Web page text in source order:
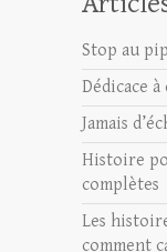
Stop au
Dédicace
Jamais
Histoire
complètes
Les
comment